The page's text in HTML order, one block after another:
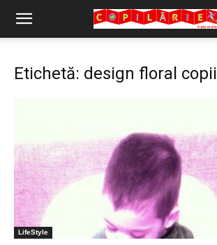
Copilărie.org
Etichetă: design floral copii
LifeStyle